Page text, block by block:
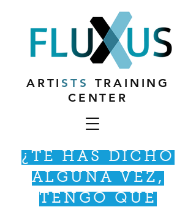
ARTISTS
TRAINING
CENTER
¿TE HAS DICHO
ALGUNA VEZ,
TENGO QUE